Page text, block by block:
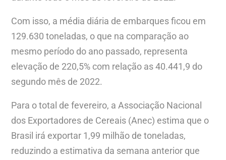
Com isso, a média diária de embarques ficou em
129.630 toneladas, o que na comparação ao
mesmo período do ano passado, representa
elevação de 220,5% com relação as 40.441,9 do
segundo mês de 2022.
Para o total de fevereiro, a Associação Nacional
dos Exportadores de Cereais (Anec) estima que o
Brasil irá exportar 1,99 milhão de toneladas,
reduzindo a estimativa da semana anterior que